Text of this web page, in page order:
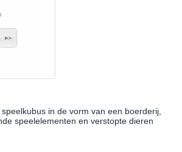
in de vorm van een boerderij,
speelelementen en verstopte dieren